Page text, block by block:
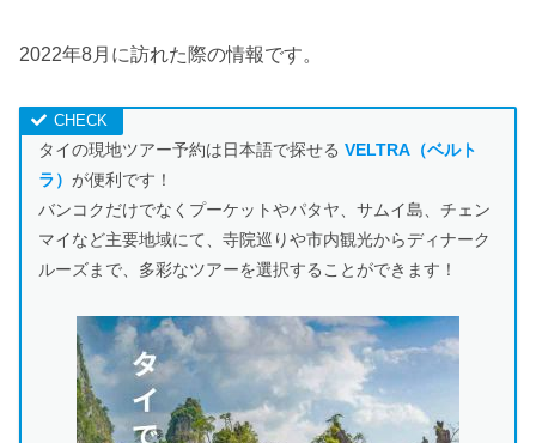
2022年8月に訪れた際の情報です。
タイの現地ツアー予約は日本語で探せるVELTRA（ベルト
ラ）が便利です！
バンコクだけでなくプーケットやパタヤ、サムイ島、チェン
マイなど主要地域にて、寺院巡りや市内観光からディナーク
ルーズまで、多彩なツアーを選択することができます！